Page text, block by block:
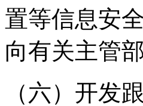
置等信息安
向有关主管
（六）开发